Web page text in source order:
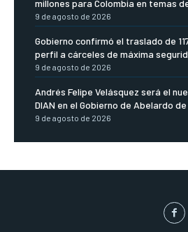
millones para Colombia en temas
9 de agosto de 2026
Gobierno confirmó el traslado de
perfil a cárceles de máxima
9 de agosto de 2026
Andrés Felipe Velásquez será el
DIAN en el Gobierno de Abelardo
9 de agosto de 2026